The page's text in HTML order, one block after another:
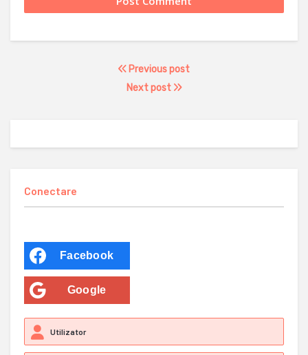
Previous post
Next post
Conectare
Facebook
Google